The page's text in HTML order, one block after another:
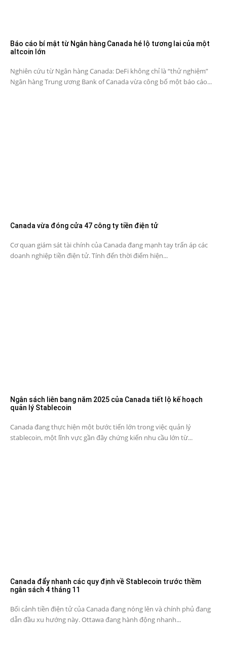
Báo cáo bí mật từ Ngân hàng Canada hé lộ tương lai của một
altcoin lớn
Nghiên cứu từ Ngân hàng Canada: DeFi không chỉ là “thử nghiệm”
Ngân hàng Trung ương Bank of Canada vừa công bố một báo cáo...
Canada vừa đóng cửa 47 công ty tiền điện tử
Cơ quan giám sát tài chính của Canada đang mạnh tay trấn áp các
doanh nghiệp tiền điện tử. Tính đến thời điểm hiện...
Ngân sách liên bang năm 2025 của Canada tiết lộ kế hoạch
quản lý Stablecoin
Canada đang thực hiện một bước tiến lớn trong việc quản lý
stablecoin, một lĩnh vực gần đây chứng kiến ​​nhu cầu lớn từ...
Canada đẩy nhanh các quy định về Stablecoin trước thềm
ngân sách 4 tháng 11
Bối cảnh tiền điện tử của Canada đang nóng lên và chính phủ đang
dẫn đầu xu hướng này. Ottawa đang hành động nhanh...